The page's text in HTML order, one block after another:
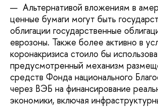
Альтернативой вложениям в
ценные бумаги могут быть
облигации государственные
еврозоны. Также более активно в
коронакризиса стоило бы
предусмотренный механизм
средств Фонда национального
через ВЭБ на финансирование
экономики, включая